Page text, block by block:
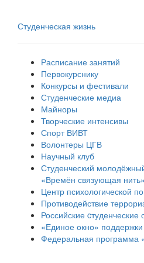
Студенческая жизнь
Расписание занятий
Первокурснику
Конкурсы и фестивали
Студенческие медиа
Майноры
Творческие интенсивы
Спорт ВИВТ
Волонтеры ЦГВ
Научный клуб
Студенческий
«Времён связующая нить»
Центр психологической
Противодействие
Российские cтуденческие
«Единое окно»
Федеральная программа